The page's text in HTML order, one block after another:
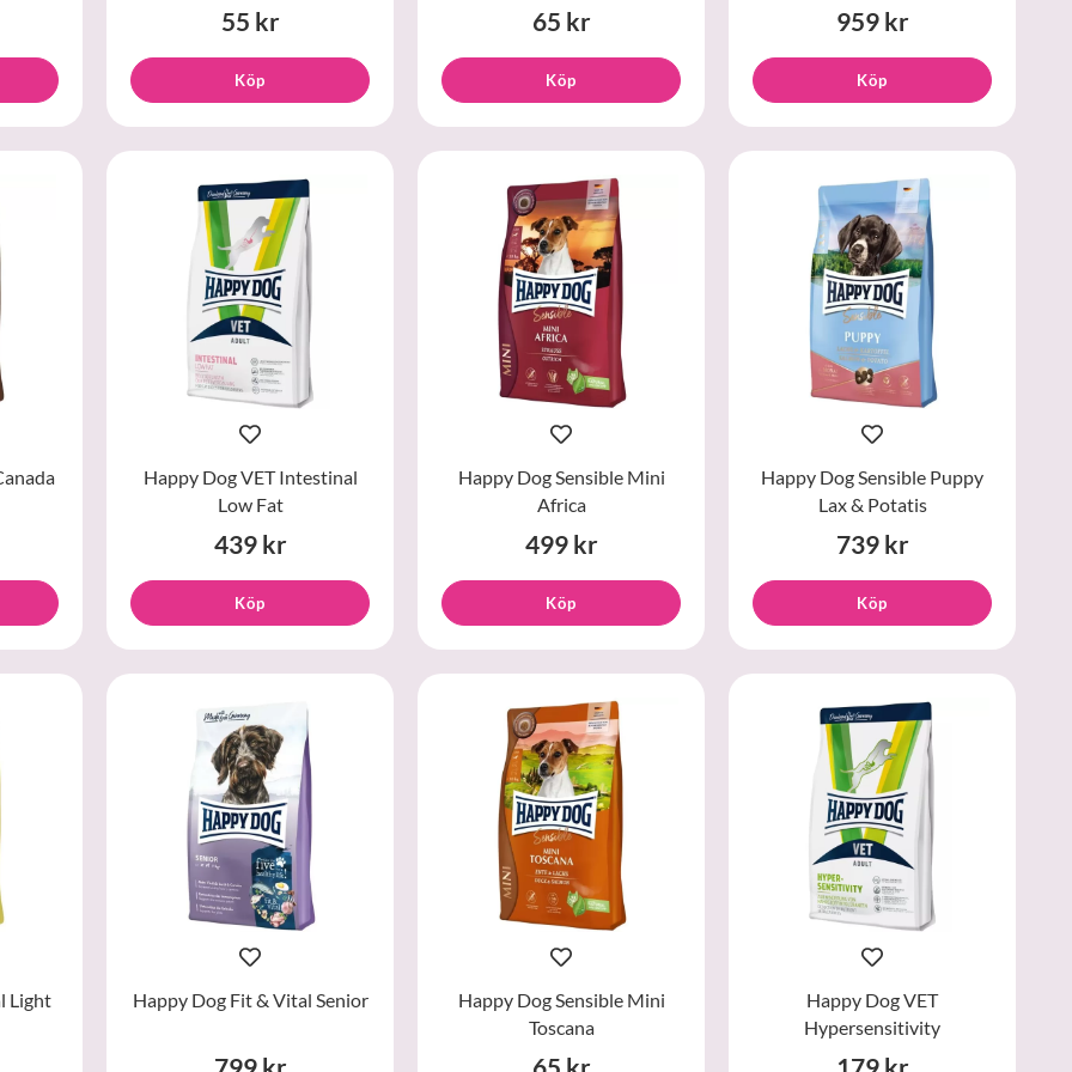
55 kr
Köp
65 kr
Köp
959 kr
Köp
Happy Dog VET Intestinal
Low Fat
439 kr
Köp
Happy Dog Sensible Mini
Africa
499 kr
Köp
Happy Dog Sensible Puppy
Lax & Potatis
739 kr
Köp
Light Happy Dog Fit & Vital Senior
Happy Dog Sensible Mini
Toscana
Happy Dog VET
Hypersensitivity